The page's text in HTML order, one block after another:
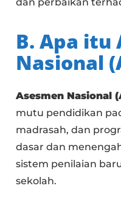
dan perbaikan
B. Apa itu
Nasional
Asesmen Nasional
mutu pendidikan
madrasah, dan
dasar dan
sistem penilaian
sekolah.